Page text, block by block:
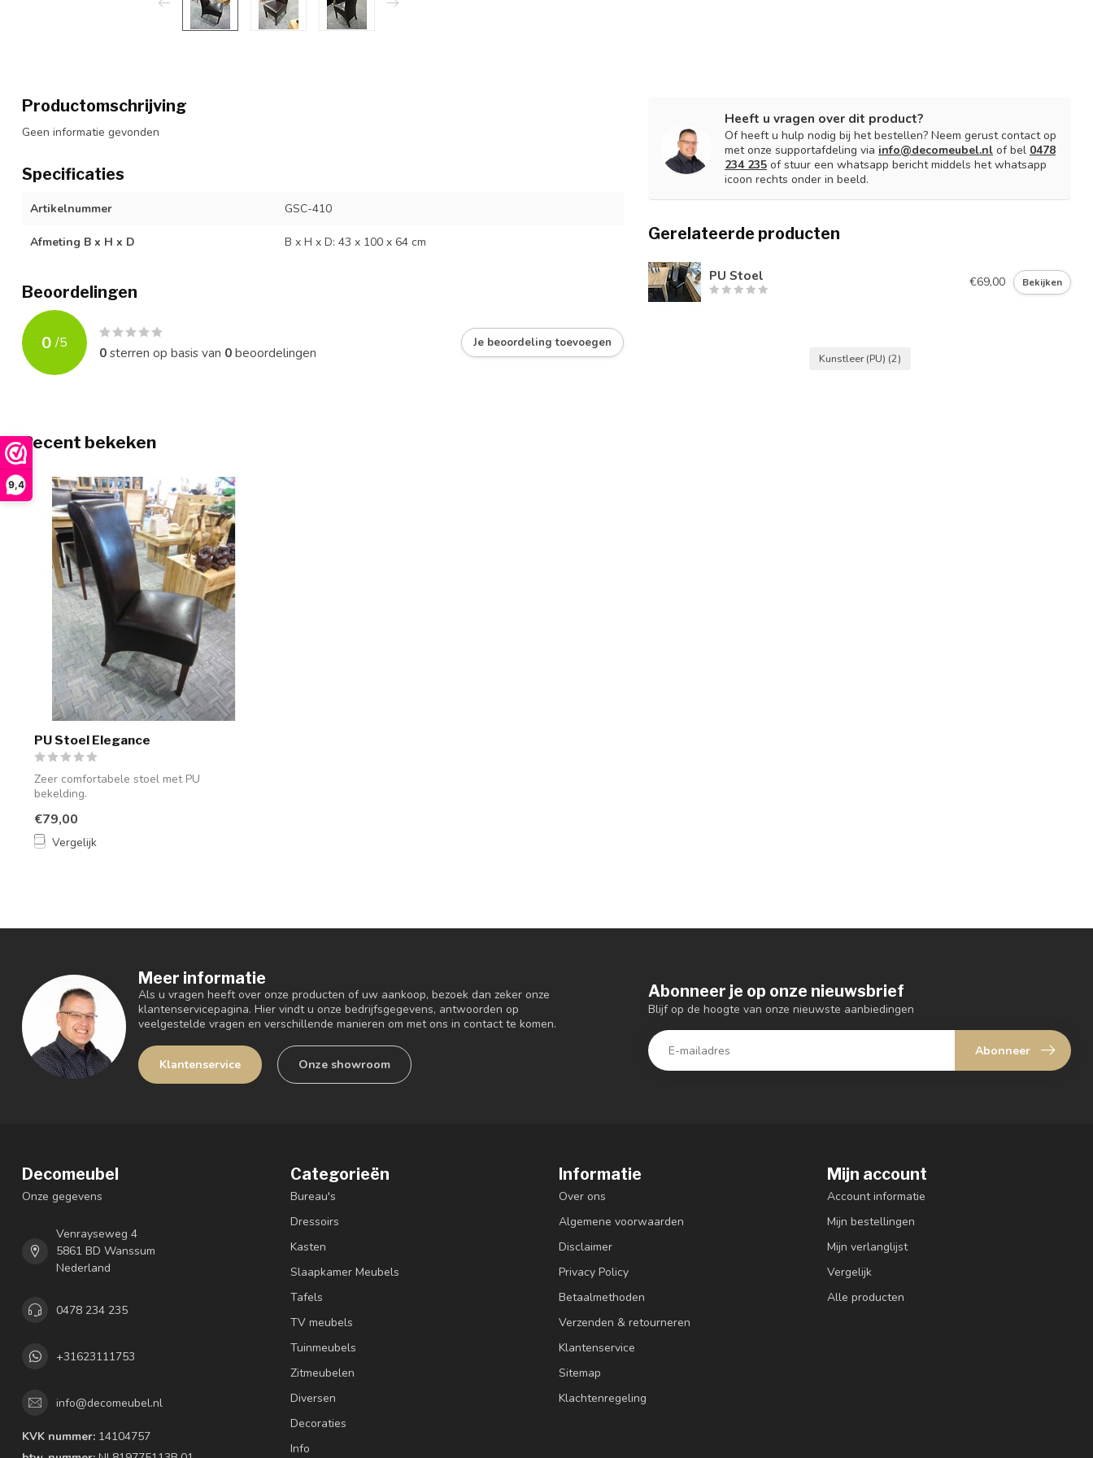
9,4
Productomschrijving
Geen informatie gevonden
Specificaties
Artikelnummer GSC-410
Afmeting B x H x D B x H x D: 43 x 100 x 64 cm
Beoordelingen
0 /5
0sterren op basis van 0beoordelingen
Je beoordeling toevoegen
Heeft u vragen over dit product?
Of heeft u hulp nodig bij het bestellen? Neem gerust contact op
met onze supportafdeling via info@decomeubel.nl of bel 0478
234 235 of stuur een whatsapp bericht middels het whatsapp
icoon rechts onder in beeld.
Gerelateerde producten
PU Stoel €69,00 Bekijken
Kunstleer (PU) (2)
Recent bekeken
PU Stoel Elegance
Zeer comfortabele stoel met PU
bekelding.
€79,00
Vergelijk
Meer informatie
Als u vragen heeft over onze producten of uw aankoop, bezoek dan zeker onze
klantenservicepagina. Hier vindt u onze bedrijfsgegevens, antwoorden op
veelgestelde vragen en verschillende manieren om met ons in contact te komen.
Klantenservice Onze showroom
Abonneer je op onze nieuwsbrief
Blijf op de hoogte van onze nieuwste aanbiedingen
Abonneer
Decomeubel
Onze gegevens
Venrayseweg 4
5861 BD Wanssum
Nederland
0478 234 235
+31623111753
info@decomeubel.nl
KVK nummer: 14104757
Categorieën
Bureau's
Dressoirs
Kasten
Slaapkamer Meubels
Tafels
TV meubels
Tuinmeubels
Zitmeubelen
Diversen
Decoraties
Info
Informatie
Over ons
Algemene voorwaarden
Disclaimer
Privacy Policy
Betaalmethoden
Verzenden & retourneren
Klantenservice
Sitemap
Klachtenregeling
Mijn account
Account informatie
Mijn bestellingen
Mijn verlanglijst
Vergelijk
Alle producten